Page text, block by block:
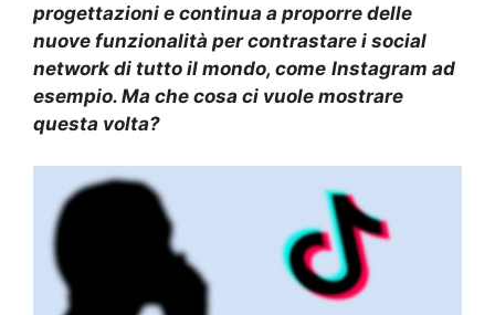
progettazioni e continua a proporre delle
nuove funzionalità per contrastare i social
network di tutto il mondo, come Instagram ad
esempio. Ma che cosa ci vuole mostrare
questa volta?